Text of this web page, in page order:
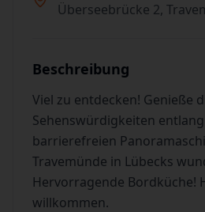
Überseebrücke 2,
Beschreibung
Viel zu entdecken! Genieße
Sehenswürdigkeiten
barrierefreien
Travemünde in Lübecks
Hervorragende Bordküche!
willkommen.